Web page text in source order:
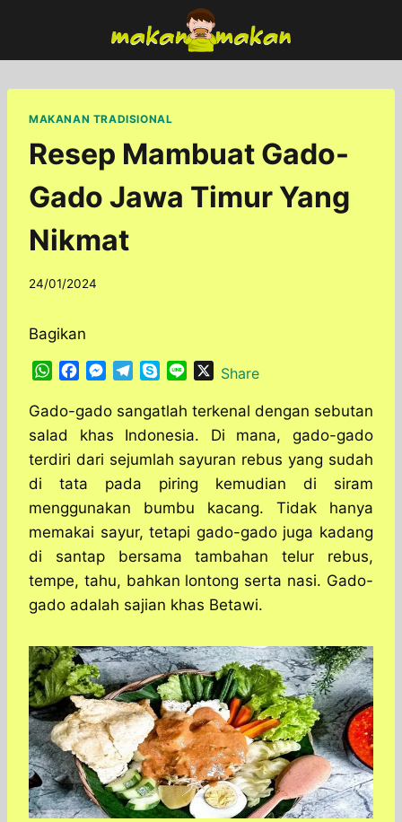
content
MAKANAN TRADISIONAL
Resep Mambuat Gado-
Gado Jawa Timur Yang
Nikmat
By
24/01/2024
Bagikan
W
a
t
s
A
p
c
e
b
o
o
k
M
s
s
n
g
e
r
l
e
r
a
m
y
p
e
n
e
XShare
Gado-gado sangatlah terkenal dengan sebutan
salad khas Indonesia. Di mana, gado-gado
terdiri dari sejumlah sayuran rebus yang sudah
di tata pada piring kemudian di siram
menggunakan bumbu kacang. Tidak hanya
memakai sayur, tetapi gado-gado juga kadang
di santap bersama tambahan telur rebus,
tempe, tahu, bahkan lontong serta nasi. Gado-
gado adalah sajian khas Betawi.